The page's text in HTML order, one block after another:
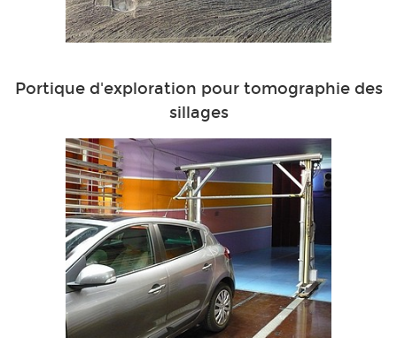
Portique d'exploration pour tomographie des
sillages